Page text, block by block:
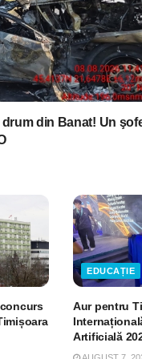
din Banat! Un
EDUCAȚIE
Aur pentru
Artificială